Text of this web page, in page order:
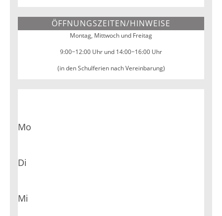
ÖFFNUNGSZEITEN/HINWEISE
Montag, Mittwoch und Freitag
9:00−12:00 Uhr und 14:00−16:00 Uhr
(in den Schulferien nach Vereinbarung)
Mo
Di
Mi